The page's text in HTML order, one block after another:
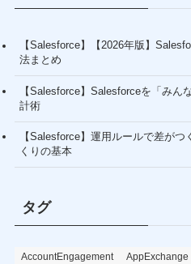
【Salesforce】【2026年版】
法まとめ
【Salesforce】Salesforceを「み
計術
【Salesforce】運用ルールで差が
くりの基本
タグ
AccountEngagement AppExchange